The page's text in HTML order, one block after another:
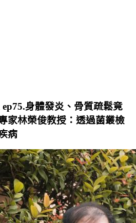
身體發炎、骨質疏鬆竟
家林榮俊教授：透過菌叢檢
病